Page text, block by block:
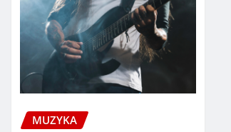
MUZYKA